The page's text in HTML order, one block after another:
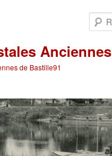
Anciennes
de Bastille91